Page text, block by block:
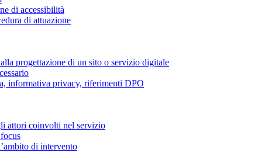
di accessibilità
di attuazione
progettazione di un sito o servizio digitale
informativa privacy, riferimenti DPO
attori coinvolti nel servizio
di intervento